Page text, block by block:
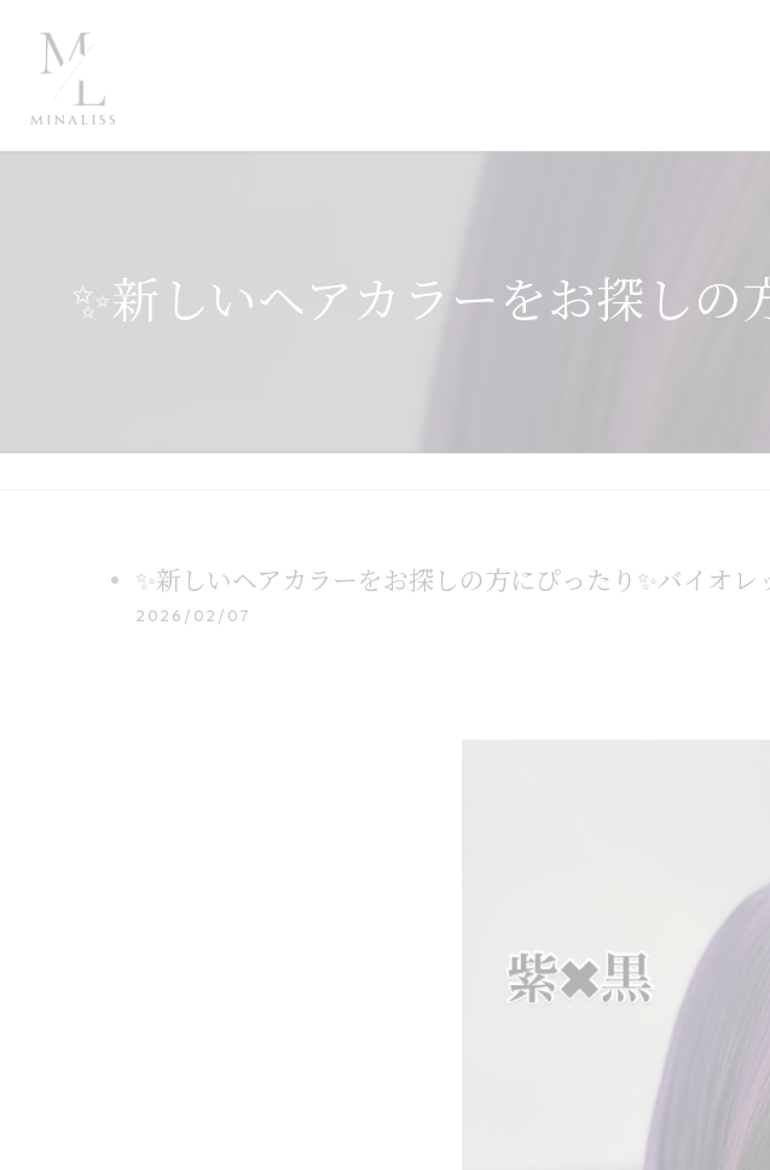
✨新しいヘアカラーをお探し
✨新しいヘアカラーをお探しの方にぴったり✨バイオレ
2026/02/07